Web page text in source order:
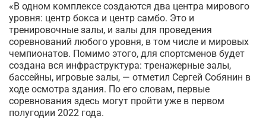
«В одном комплексе создаются два центра мирового
уровня: центр бокса и центр самбо. Это и
тренировочные залы, и залы для проведения
соревнований любого уровня, в том числе и мировых
чемпионатов. Помимо этого, для спортсменов будет
создана вся инфраструктура: тренажерные залы,
бассейны, игровые залы, — отметил Сергей Собянин в
ходе осмотра здания. По его словам, первые
соревнования здесь могут пройти уже в первом
полугодии 2022 года.